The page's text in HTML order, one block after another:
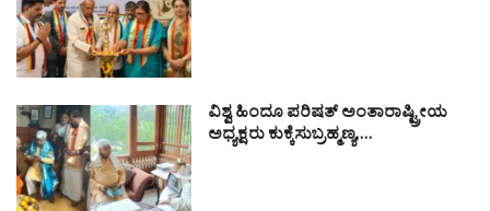
ವಿಶ್ವ ಹಿಂದೂ ಪರಿಷತ್ ಅಂತಾರಾಷ್ಟ್ರೀಯ
ಅಧ್ಯಕ್ಷರು ಕುಕ್ಕೆಸುಬ್ರಹ್ಮಣ್ಯ,…